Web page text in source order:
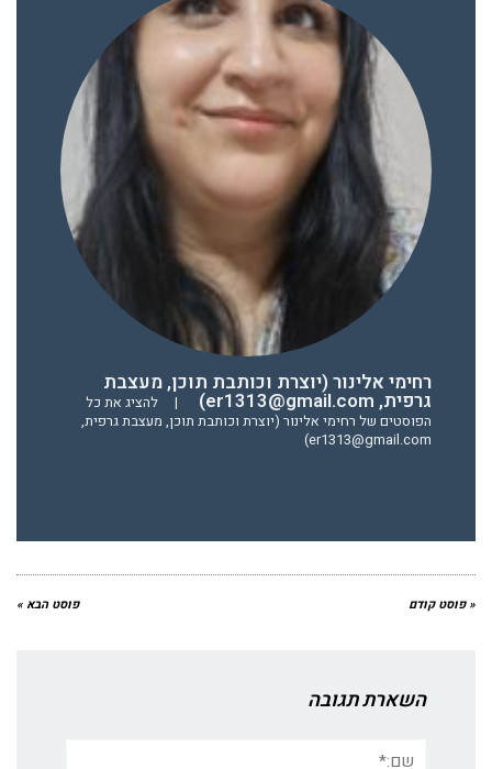
רחימי אלינור (יוצרת וכותבת תוכן, מעצבת
גרפית, er1313@gmail.com) |
להציג את כל
הפוסטים של רחימי אלינור (יוצרת וכותבת תוכן, מעצבת גרפית,
er1313@gmail.com)
« פוסט קודם פוסט הבא »
השארת תגובה